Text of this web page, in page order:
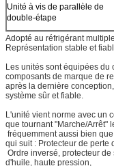
Unité à vis de parallèle de
double-étape
Adopté au réfrigérant
Représentation stable et
Les unités sont équipées du
composants de marque de
après la dernière
système sûr et fiable.
L'unité vient norme avec un
que tournant "Marche/Arrêt"
fréquemment aussi bien
qui suit : Protecteur de perte
Ordre inversé, protecteur
d'huile, haute pression,